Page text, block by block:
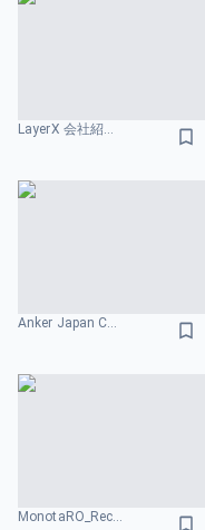
LayerX 会社紹介資料 組織図のスライドデザイン
Anker Japan Corporate Deck 2026 組織図のスライドデザイン
MonotaRO_Recruiting Deck_for Enginees 組織図のスライドデザイン